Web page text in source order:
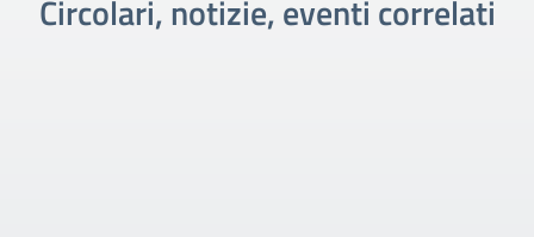
Circolari, notizie, eventi correlati